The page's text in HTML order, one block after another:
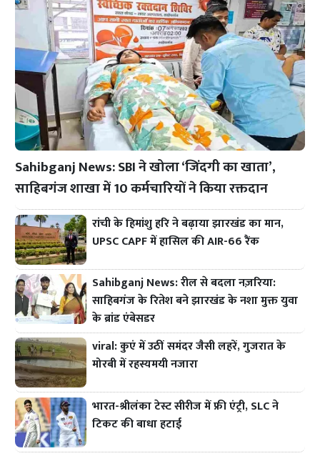
Sahibganj News: SBI ने खोला ‘जिंदगी का खाता’,
साहिबगंज शाखा में 10 कर्मचारियों ने किया रक्तदान
रांची के हिमांशु हरि ने बढ़ाया झारखंड का मान,
UPSC CAPF में हासिल की AIR-66 रैंक
Sahibganj News: रील से बदला नज़रिया:
साहिबगंज के रितेश बने झारखंड के नशा मुक्त युवा
के ब्रांड एंबेसडर
viral: कुएं में उठीं समंदर जैसी लहरें, गुजरात के
मोरबी में रहस्यमयी नजारा
भारत-श्रीलंका टेस्ट सीरीज में फ्री एंट्री, SLC ने
टिकट की बाधा हटाई